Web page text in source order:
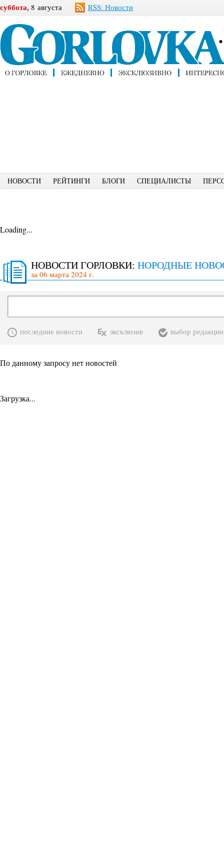
суббота, 8 августа RSS: Новости
НОВОСТИ РЕЙТИНГИ БЛОГИ СПЕЦИАЛИСТЫ
Loading...
НОВОСТИ ГОРЛОВКИ: НОРОДНЫЕ
за 06 марта 2024 г.
последние новости эксклюзив выбор редакции
По данному запросу нет новостей
Загрузка...